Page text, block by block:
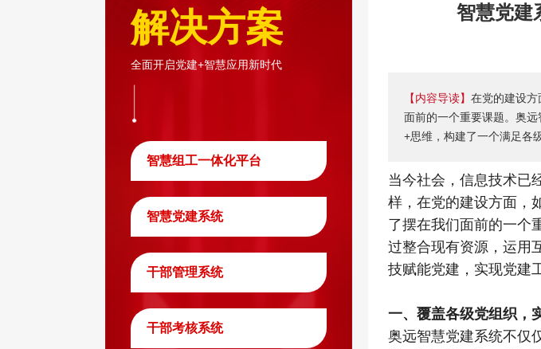
解决方案
全面开启党建+智慧应用新时代
智慧组工一体化平台
智慧党建系统
干部管理系统
干部考核系统
智慧党建
【内容导读】 在党的建设
面前的一个重要课题。奥
+思维，构建了一个满足各
当今社会，信息技术已
样，在党的建设方面，
了摆在我们面前的一个
过整合现有资源，运用
技赋能党建，实现党建
一、覆盖各级党组织，
奥远智慧党建系统不仅